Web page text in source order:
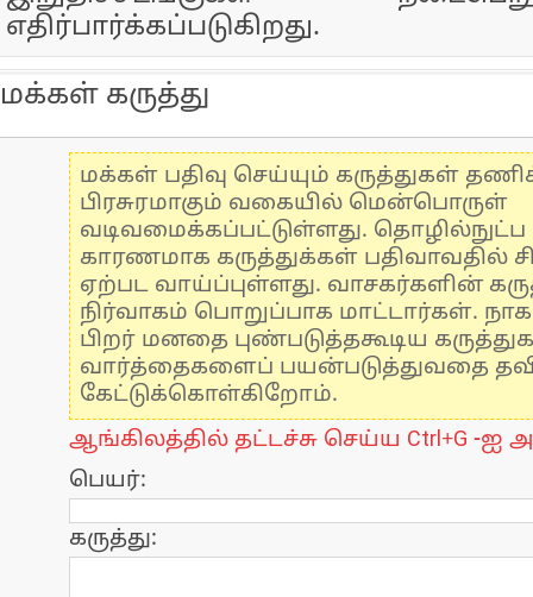
எதிர்பார்க்கப்படுகிறது.
மக்கள் கருத்து
மக்கள் பதிவு செய்யும் கருத்துகள்
பிரசுரமாகும் வகையில் மென்பொருள்
வடிவமைக்கப்பட்டுள்ளது.
காரணமாக கருத்துக்கள் பதிவாவதில்
ஏற்பட வாய்ப்புள்ளது. வாசகர்களின்
நிர்வாகம் பொறுப்பாக மாட்டார்கள்.
பிறர் மனதை புண்படுத்தகூடிய
வார்த்தைகளைப் பயன்படுத்துவதை
கேட்டுக்கொள்கிறோம்.
ஆங்கிலத்தில் தட்டச்சு செய்ய Ctrl+G -ஐ
பெயர்:
கருத்து: